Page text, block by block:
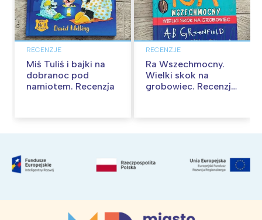
RECENZJE
Miś Tuliś i bajki na
dobranoc pod
namiotem. Recenzja
RECENZJE
Ra Wszechmocny.
Wielki skok na
grobowiec. Recenzja